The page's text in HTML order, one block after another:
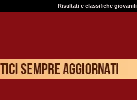
Risultati e classifiche giovanili